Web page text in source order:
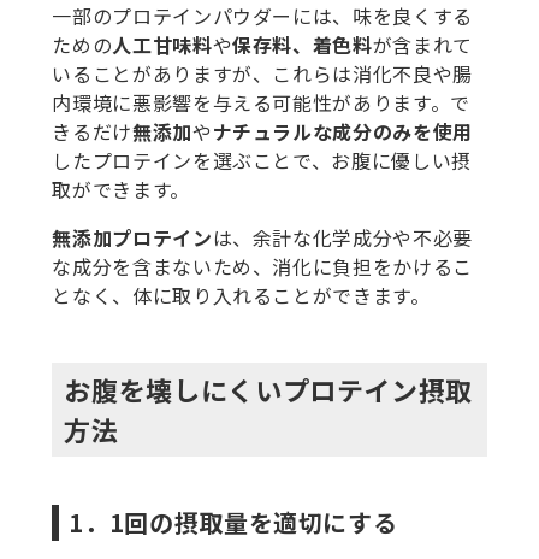
一部のプロテインパウダーには、味を良くする
ための人工甘味料や保存料、着色料が含まれて
いることがありますが、これらは消化不良や腸
内環境に悪影響を与える可能性があります。で
きるだけ無添加やナチュラルな成分のみを使用
したプロテインを選ぶことで、お腹に優しい摂
取ができます。
無添加プロテインは、余計な化学成分や不必要
な成分を含まないため、消化に負担をかけるこ
となく、体に取り入れることができます。
お腹を壊しにくいプロテイン摂取
方法
1．1回の摂取量を適切にする